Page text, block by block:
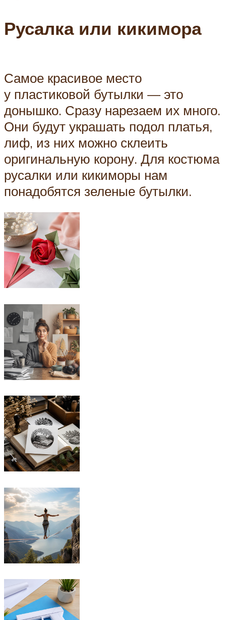
Русалка или кикимора
Самое красивое место
у пластиковой бутылки — это
донышко. Сразу нарезаем их много.
Они будут украшать подол платья,
лиф, из них можно склеить
оригинальную корону. Для костюма
русалки или кикиморы нам
понадобятся зеленые бутылки.